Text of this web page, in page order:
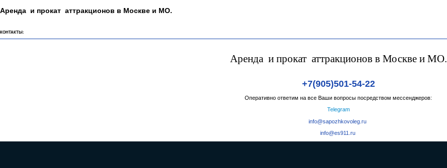
Аренда и прокат аттракционов в Москве и МО.
КОНТАКТЫ:
Аренда и прокат аттракционов в Москве и МО.
+7(905)501-54-22
Оперативно ответим на все Ваши вопросы посредством мессенджеров:
Telegram
info@sapozhkovoleg.ru
info@es911.ru